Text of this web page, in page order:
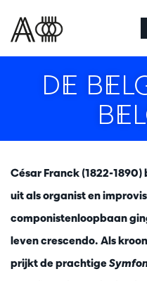
DE
César Franck (1822-
uit als organist en
componistenloopbaan
leven crescendo. Als
prijkt de prachtige